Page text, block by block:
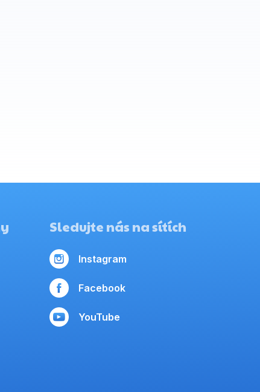
Sledujte nás na sítích
Instagram
Facebook
YouTube